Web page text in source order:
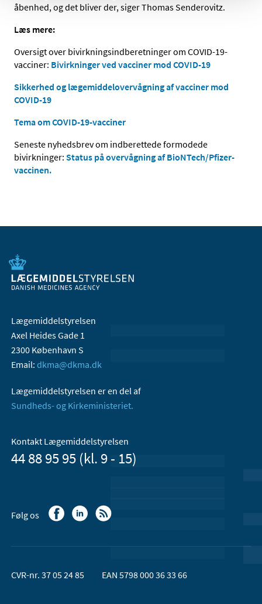
åbenhed, og det bliver der, siger Thomas Senderovitz.
Læs mere:
Oversigt over bivirkningsindberetninger om COVID-19-
vacciner: Bivirkninger ved vacciner mod COVID-19
Sikkerhed og lægemiddelovervågning af vacciner mod
COVID-19
Tema om COVID-19-vacciner
Seneste nyhedsbrev om indberettede formodede
bivirkninger: Status på overvågning af BioNTech/Pfizer-
vaccinen.
Lægemiddelstyrelsen
Axel Heides Gade 1
2300 København S
Email: dkma@dkma.dk
Lægemiddelstyrelsen er en del af
Sundheds- og Kirkeministeriet.
Kontakt Lægemiddelstyrelsen
44 88 95 95 (kl. 9 - 15)
Følg os
CVR-nr. 37 05 24 85 EAN 5798 000 36 33 66